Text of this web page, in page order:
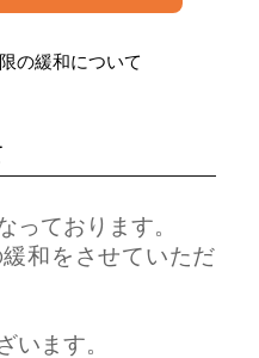
の緩和について
っております。
和をさせていただ
います。